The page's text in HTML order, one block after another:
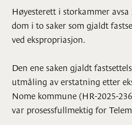
Høyesterett i storkammer
dom i to saker som gjaldt
ved ekspropriasjon.
Den ene saken gjaldt
utmåling av erstatning etter
Nome kommune (HR-2025-
var prosessfullmektig for